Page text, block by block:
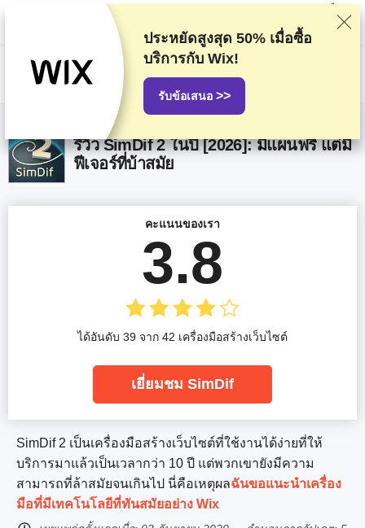
พวกเราจัดอันดับผู้ให้บริการตามการทดสอบและค้นคว้าอย่างเข้มงวด แต่ก็จะมี
การคำนึงถึงความคิดเห็นของคุณและข้อตกลงเชิงพาณิชย์ของเรากับผู้ให้
บริการด้วย หน้านี้มีลิงก์ affiliateการเปิดเผยข้อมูลการโฆษณา
รีวิว SimDif 2 ในปี [2026]: มีแผนฟรี แต่มี
ฟีเจอร์ที่บ้าสมัย
SimDif 2 เป็นเครื่องมือสร้างเว็บไซต์ที่ใช้งานได้ง่ายที่ให้
บริการมาแล้วเป็นเวลากว่า 10 ปี แต่พวกเขายังมีความ
สามารถที่ล้าสมัยจนเกินไป นี่คือเหตุผลฉันขอแนะนำเครื่อง
มือที่มีเทคโนโลยีที่ทันสมัยอย่าง Wix
คะแนนของเรา
3.8
ได้อันดับ 39 จาก 42 เครื่องมือสร้างเว็บไซต์
เยี่ยมชม SimDif
ประหยัดสูงสุด 50% เมื่อซื้อ
บริการกับ Wix!
รับข้อเสนอ >>